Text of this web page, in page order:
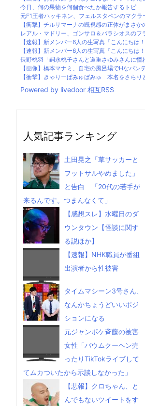
今日、何の果物を何個食べたか報告するトピ
元F1王者ハッキネン、フェルスタペンのマク
【衝撃】チルサマーナの既視感の正体がまさか
レアル・マドリー、ゴンサロ＆パラシオスのフ
【速報】新メンバー6人の生写真『こんにちは
【速報】新メンバー6人の生写真『こんにちは
長野桃羽「嗣永桃子さんと道重さゆみさんに
【画像】橋本マナミ、自宅の風呂場でHなパン
【衝撃】きゃりーぱみゅぱみゅ 本名をさらり
Powered by livedoor 相互RSS
人気記事ランキング
土田晃之「草サッカーと
フットサルやめました」
と告白 「20代の若手が
来るんです。つまんなくて」
【感想スレ】水曜日のダ
ウンタウン【怪談に関す
る説ほか】
【速報】NHK職員が番組
出演者から性被害
タイムマシーン3号さん、
なんかちょうどいいポジ
ションになる
元ジャンポケ斉藤の被害
女性「バウムクーヘン売
ったりTikTokライブして
てムカついたから示談しなかった」
【悲報】クロちゃん、と
んでもないツイートをす